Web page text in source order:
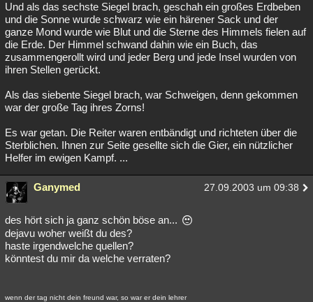
Und als das sechste Siegel brach, geschah ein großes Erdbeben
und die Sonne wurde schwarz wie ein härener Sack und der
ganze Mond wurde wie Blut und die Sterne des Himmels fielen auf
die Erde. Der Himmel schwand dahin wie ein Buch, das
zusammengerollt wird und jeder Berg und jede Insel wurden von
ihren Stellen gerückt.
Als das siebente Siegel brach, war Schweigen, denn gekommen
war der große Tag ihres Zorns!
Es war getan. Die Reiter waren entbändigt und richteten über die
Sterblichen. Ihnen zur Seite gesellte sich die Gier, ein nützlicher
Helfer im ewigen Kampf. ...
Ganymed 27.09.2003 um 09:38
des hört sich ja ganz schön böse an...
dejavu woher weißt du des?
haste irgendwelche quellen?
könntest du mir da welche verraten?
wenn der tag nicht dein freund war, so war er dein lehrer